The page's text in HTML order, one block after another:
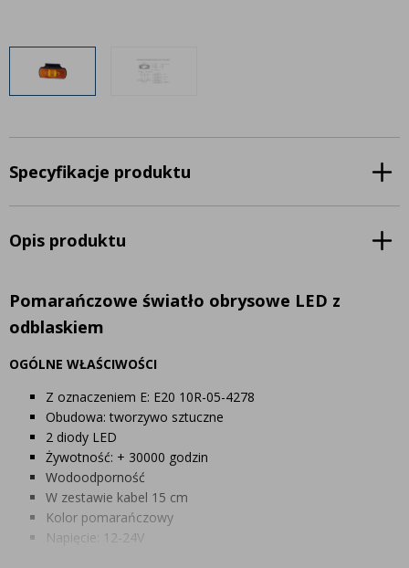
Kontakt
AgraLED Blog
info@agraled.pl
Kontakt
Specyfikacje produktu
Opis produktu
Pomarańczowe światło obrysowe LED z
odblaskiem
OGÓLNE WŁAŚCIWOŚCI
Z oznaczeniem E: E20 10R-05-4278
Obudowa: tworzywo sztuczne
2 diody LED
Żywotność: + 30000 godzin
Wodoodporność
W zestawie kabel 15 cm
Kolor pomarańczowy
Napięcie: 12-24V